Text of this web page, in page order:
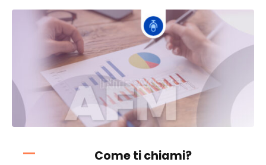
Come ti chiami?